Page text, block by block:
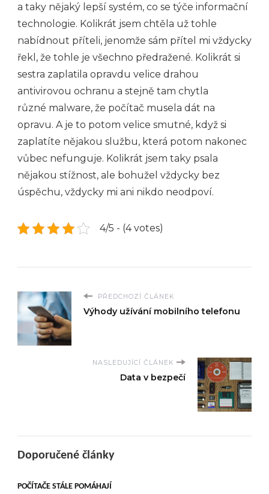
a taky nějaký lepší systém, co se týče informační
technologie. Kolikrát jsem chtěla už tohle
nabídnout příteli, jenomže sám přítel mi vždycky
řekl, že tohle je všechno předražené. Kolikrát si
sestra zaplatila opravdu velice drahou
antivirovou ochranu a stejně tam chytla
různé malware, že počítač musela dát na
opravu. A je to potom velice smutné, když si
zaplatíte nějakou službu, která potom nakonec
vůbec nefunguje. Kolikrát jsem taky psala
nějakou stížnost, ale bohužel vždycky bez
úspěchu, vždycky mi ani nikdo neodpoví.
4/5 - (4 votes)
PŘEDCHOZÍ ČLÁNEK
Výhody užívání mobilního telefonu
NASLEDUJÍCÍ ČLÁNEK
Data v bezpečí
Doporučené články
POČÍTAČE STÁLE POMÁHAJÍ